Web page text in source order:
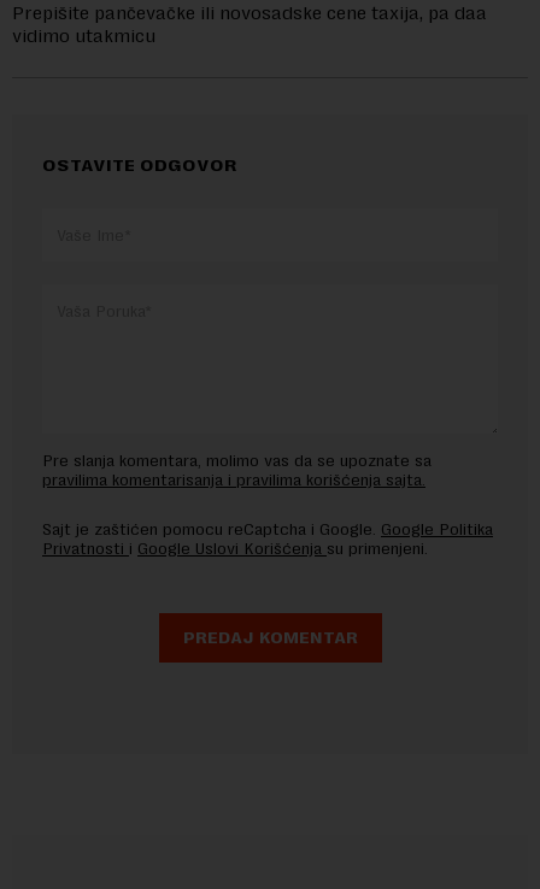
Prepišite pančevačke ili novosadske cene taxija, pa daa
vidimo utakmicu
OSTAVITE ODGOVOR
Pre slanja komentara, molimo vas da se upoznate sa
pravilima komentarisanja i pravilima korišćenja sajta.
Sajt je zaštićen pomocu reCaptcha i Google. Google Politika
Privatnosti i Google Uslovi Korišćenja su primenjeni.